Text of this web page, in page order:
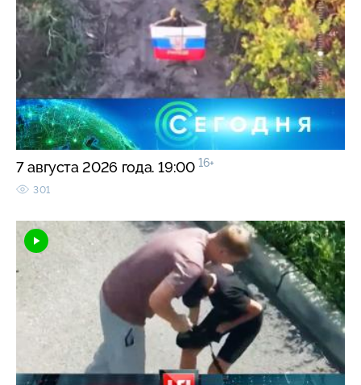
7 августа 2026 года. 19:00 16+
301